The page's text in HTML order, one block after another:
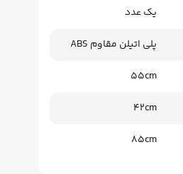
یک عدد
پلی اتیلن مقاوم ABS
55cm
42cm
85cm